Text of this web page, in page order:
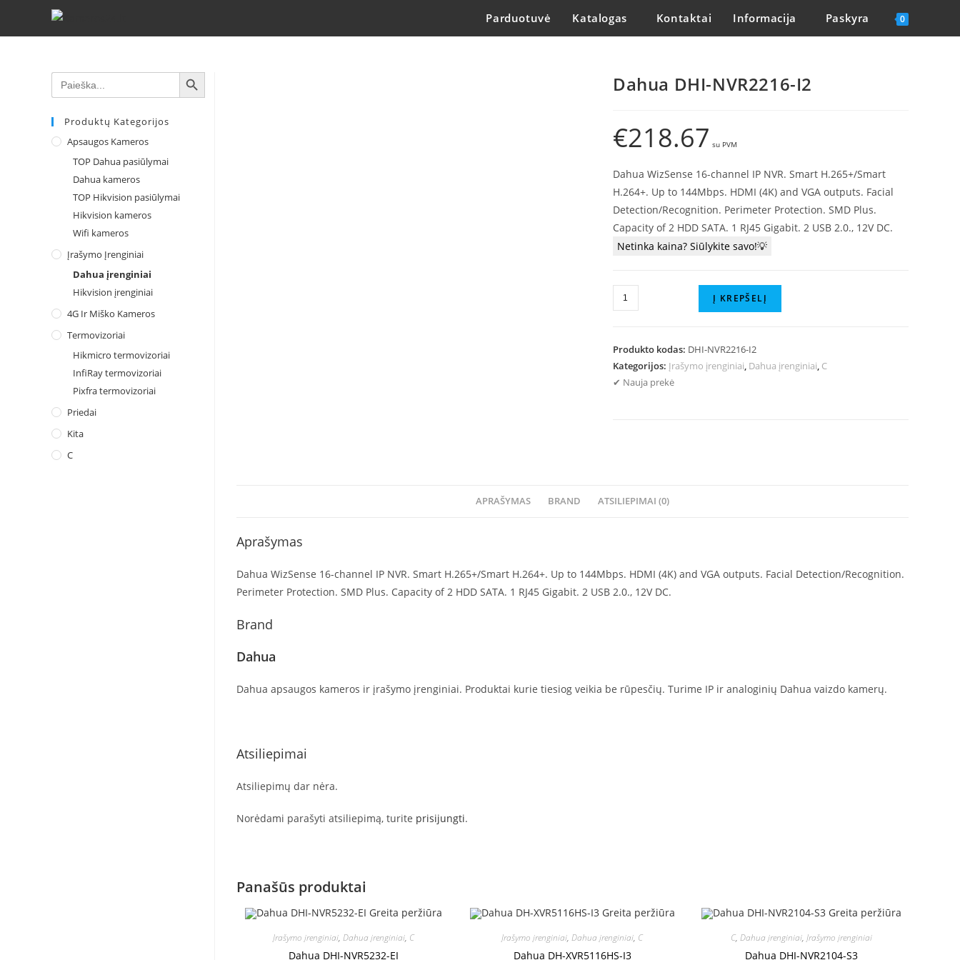
Parduotuvė Katalogas Kontaktai Informacija Paskyra 0
Dahua DHI-NVR2216-I2
€218.67
Dahua WizSense 16-channel IP NVR. Smart H.265+/Smart
H.264+. Up to 144Mbps. HDMI (4K) and VGA outputs. Facial
Detection/Recognition. Perimeter Protection. SMD Plus.
Capacity of 2 HDD SATA. 1 RJ45 Gigabit. 2 USB 2.0., 12V DC.
Netinka kaina? Siūlykite savo!💡
Į KREPŠELĮ
Produkto kodas: DHI-NVR2216-I2
Kategorijos: Įrašymo įrenginiai, Dahua įrenginiai, C
✔ Nauja prekė
APRAŠYMAS BRAND ATSILIEPIMAI (0)
Aprašymas
Dahua WizSense 16-channel IP NVR. Smart H.265+/Smart H.264+. Up to 144Mbps. HDMI (4K) and VGA outputs. Facial Detection/Recognition.
Perimeter Protection. SMD Plus. Capacity of 2 HDD SATA. 1 RJ45 Gigabit. 2 USB 2.0., 12V DC.
Brand
Dahua
Dahua apsaugos kameros ir įrašymo įrenginiai. Produktai kurie tiesiog veikia be rūpesčių. Turime IP ir analoginių Dahua vaizdo kamerų.
Atsiliepimai
Atsiliepimų dar nėra.
Norėdami parašyti atsiliepimą, turite prisijungti.
Panašūs produktai
Greita peržiūra
Įrašymo įrenginiai,Dahua įrenginiai, C
Dahua DHI-NVR5232-EI
Greita peržiūra
Įrašymo įrenginiai,Dahua įrenginiai, C
Dahua DH-XVR5116HS-I3
Greita peržiūra
C, Dahua įrenginiai, Įrašymo įrenginiai
Dahua DHI-NVR2104-S3
Search
for:
SEARCH BUTTON
Produktų Kategorijos
Apsaugos Kameros
TOP Dahua pasiūlymai
Dahua kameros
TOP Hikvision pasiūlymai
Hikvision kameros
Wifi kameros
Įrašymo Įrenginiai
Dahua įrenginiai
Hikvision įrenginiai
4G Ir Miško Kameros
Termovizoriai
Hikmicro termovizoriai
InfiRay termovizoriai
Pixfra termovizoriai
Priedai
Kita
C